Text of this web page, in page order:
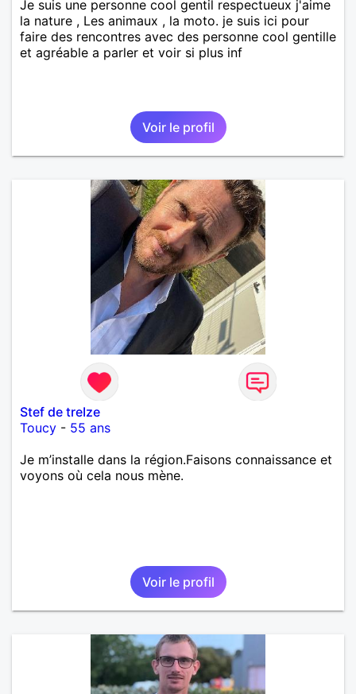
Je suis une personne cool gentil respectueux j'aime
la nature , Les animaux , la moto. je suis ici pour
faire des rencontres avec des personne cool gentille
et agréable a parler et voir si plus inf
Voir le profil
Stef de treIze
Toucy - 55 ans
Je m’installe dans la région.Faisons connaissance et
voyons où cela nous mène.
Voir le profil